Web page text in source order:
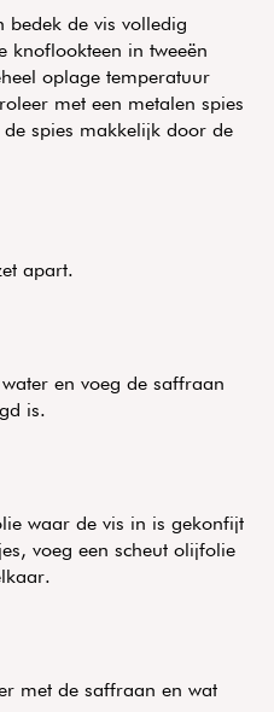
bedek de vis volledig
knoflookteen in tweeën
oplage temperatuur
met een metalen spies
spies makkelijk door de
apart.
en voeg de saffraan
is.
waar de vis in is gekonfijt
voeg een scheut olijfolie
met de saffraan en wat